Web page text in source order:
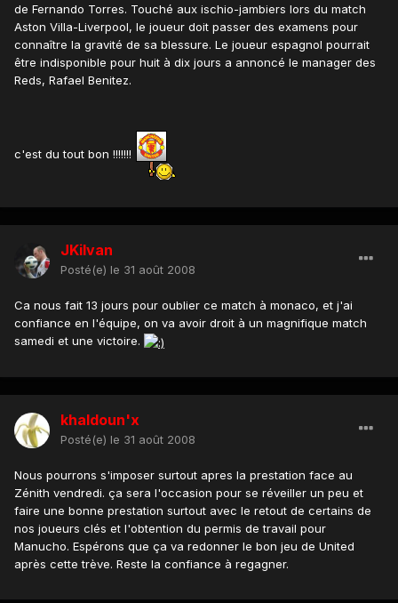
de Fernando Torres. Touché aux ischio-jambiers lors du match
Aston Villa-Liverpool, le joueur doit passer des examens pour
connaître la gravité de sa blessure. Le joueur espagnol pourrait
être indisponible pour huit à dix jours a annoncé le manager des
Reds, Rafael Benitez.
c'est du tout bon !!!!!!!
JKilvan
Posté(e) le 31 août 2008
Ca nous fait 13 jours pour oublier ce match à monaco, et j'ai
confiance en l'équipe, on va avoir droit à un magnifique match
samedi et une victoire.
khaldoun'x
Posté(e) le 31 août 2008
Nous pourrons s'imposer surtout apres la prestation face au
Zénith vendredi. ça sera l'occasion pour se réveiller un peu et
faire une bonne prestation surtout avec le retout de certains de
nos joueurs clés et l'obtention du permis de travail pour
Manucho. Espérons que ça va redonner le bon jeu de United
après cette trève. Reste la confiance à regagner.